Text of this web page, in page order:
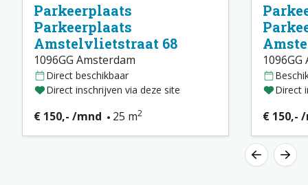
Parkeerplaats
Parkeerplaats
Amstelvlietstraat 68
1096GG Amsterdam
Direct beschikbaar
Direct inschrijven via deze site
€ 150,- /mnd 25 m2
Direct
€ 150,-